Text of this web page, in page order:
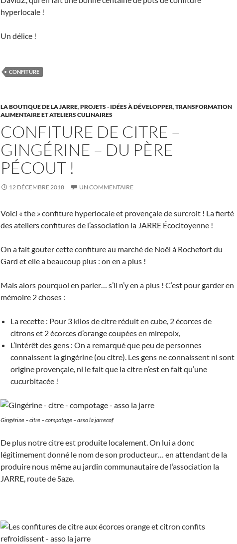
hyperlocale !
Un délice !
CONFITURE
LA BOUTIQUE DE LA JARRE,PROJETS - IDÉES À DÉVELOPPER,TRANSFORMATION
ALIMENTAIRE ET ATELIERS CULINAIRES
CONFITURE DE CITRE –
GINGÉRINE – DU PÈRE
PÉCOUT !
12 DÉCEMBRE 2018 UN COMMENTAIRE
Voici « the » confiture hyperlocale et provençale de surcroit ! La fierté
des ateliers confitures de l’association la JARRE Écocitoyenne !
On a fait gouter cette confiture au marché de Noël à Rochefort du
Gard et elle a beaucoup plus : on en a plus !
Mais alors pourquoi en parler… s’il n’y en a plus ! C’est pour garder en
mémoire 2 choses :
La recette : Pour 3 kilos de citre réduit en cube, 2 écorces de
citrons et 2 écorces d’orange coupées en mirepoix,
L’intérêt des gens : On a remarqué que peu de personnes
connaissent la gingérine (ou citre). Les gens ne connaissent ni sont
origine provençale, ni le fait que la citre n’est en fait qu’une
cucurbitacée !
Gingérine – citre – compotage – asso la jarrecof
De plus notre citre est produite localement. On lui a donc
légitimement donné le nom de son producteur… en attendant de la
produire nous même au jardin communautaire de l’association la
JARRE, route de Saze.